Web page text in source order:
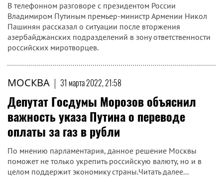
В телефонном разговоре с президентом России
Владимиром Путиным премьер-министр Армении Никол
Пашинян рассказал о ситуации после вторжения
азербайджанских подразделений в зону ответственности
российских миротворцев.
МОСКВА | 31 марта 2022, 21:58
Депутат Госдумы Морозов объяснил
важность указа Путина о переводе
оплаты за газ в рубли
По мнению парламентария, данное решение Москвы
поможет не только укрепить российскую валюту, но и в
целом поддержит экономику страны.Читать далее...